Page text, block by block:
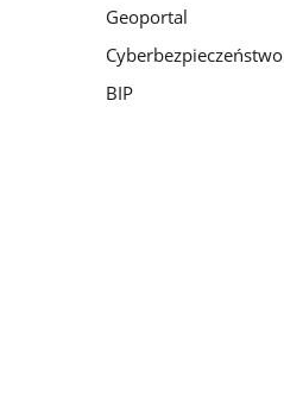
Geoportal
Cyberbezpieczeństwo
BIP